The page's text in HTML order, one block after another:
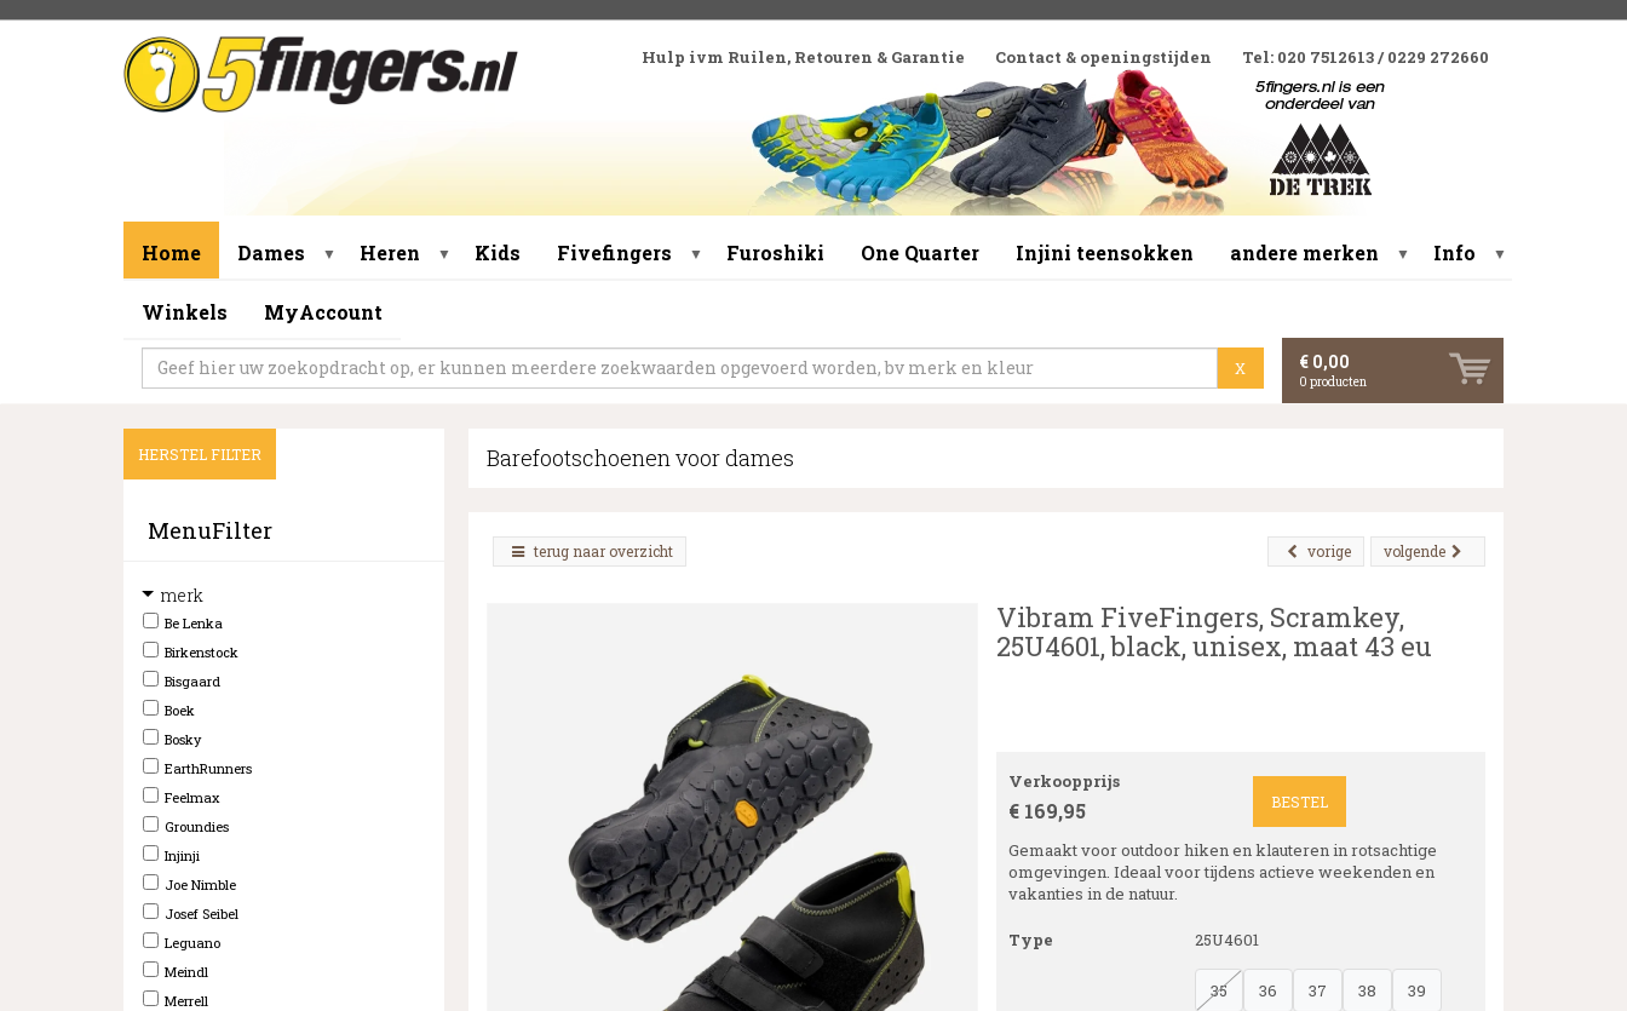
Hulp ivm Ruilen, Retouren & Garantie Contact & openingstijden Tel: 020 7512613 / 0229 272660
Home Dames ▼ Heren ▼ Kids Fivefingers ▼ Furoshiki One Quarter Injini teensokken andere merken ▼ Info ▼
Winkels MyAccount
X € 0,00
0 producten
HERSTEL FILTER
MenuFilter
merk
Be Lenka
Birkenstock
Bisgaard
Boek
Bosky
EarthRunners
Feelmax
Groundies
Injinji
Joe Nimble
Josef Seibel
Leguano
Meindl
Merrell
Barefootschoenen voor dames
terug naar overzicht volgende
vorige
Vibram FiveFingers, Scramkey,
25U4601, black, unisex, maat 43 eu
Verkoopprijs
€ 169,95 BESTEL
Gemaakt voor outdoor hiken en klauteren in rotsachtige
omgevingen. Ideaal voor tijdens actieve weekenden en
vakanties in de natuur.
Type 25U4601
35 36 37 38
39